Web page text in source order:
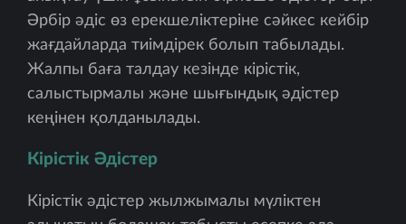
Әрбір әдіс өз ерекшеліктеріне сәйкес кейбір
жағдайларда тиімдірек болып табылады.
Жалпы баға талдау кезінде кірістік,
салыстырмалы және шығындық әдістер
кеңінен қолданылады.
Кірістік Әдістер
Кірістік әдістер жылжымалы мүліктен